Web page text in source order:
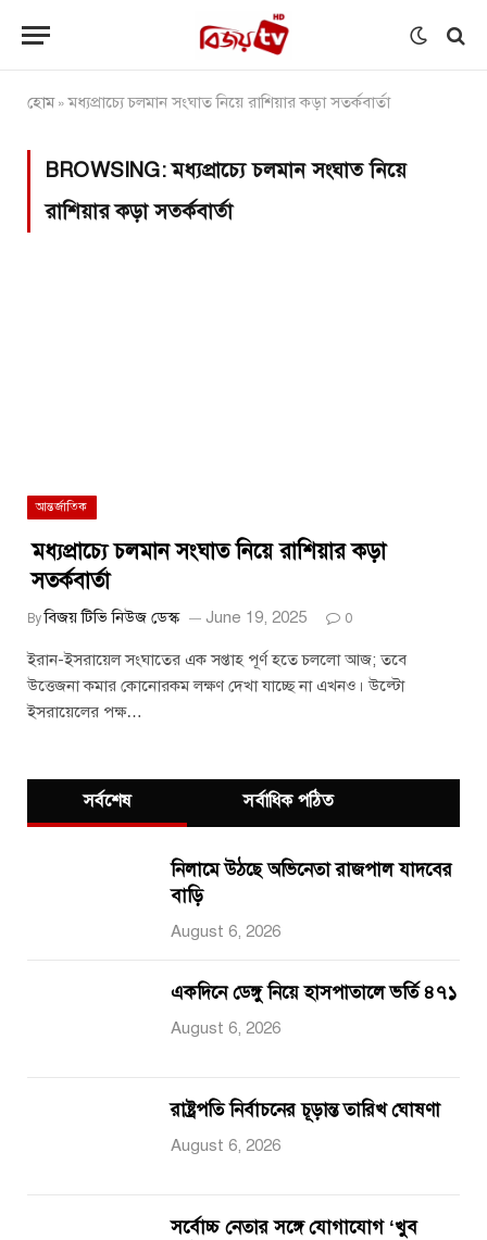
হোম»মধ্যপ্রাচ্যে চলমান সংঘাত নিয়ে রাশিয়ার কড়া সতর্কবার্তা
BROWSING:মধ্যপ্রাচ্যে চলমান সংঘাত নিয়ে
রাশিয়ার কড়া সতর্কবার্তা
আন্তর্জাতিক
মধ্যপ্রাচ্যে চলমান সংঘাত নিয়ে রাশিয়ার কড়া
সতর্কবার্তা
By বিজয় টিভি নিউজ ডেস্ক June 19, 2025 0
ইরান-ইসরায়েল সংঘাতের এক সপ্তাহ পূর্ণ হতে চললো আজ; তবে
উত্তেজনা কমার কোনোরকম লক্ষণ দেখা যাচ্ছে না এখনও। উল্টো
ইসরায়েলের পক্ষ…
সর্বশেষ সর্বাধিক পঠিত
নিলামে উঠছে অভিনেতা রাজপাল যাদবের
বাড়ি
August 6, 2026
একদিনে ডেঙ্গু নিয়ে হাসপাতালে ভর্তি ৪৭১
August 6, 2026
রাষ্ট্রপতি নির্বাচনের চূড়ান্ত তারিখ ঘোষণা
August 6, 2026
সর্বোচ্চ নেতার সঙ্গে যোগাযোগ ‘খুব